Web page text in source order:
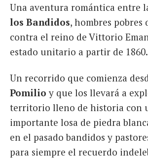
Una aventura romántica entre
los Bandidos, hombres
contra el reino de Vittorio
estado unitario a partir de 1860.
Un recorrido que comienza
Pomilio y que los llevará a
territorio lleno de historia con
importante losa de piedra
en el pasado bandidos y
para siempre el recuerdo